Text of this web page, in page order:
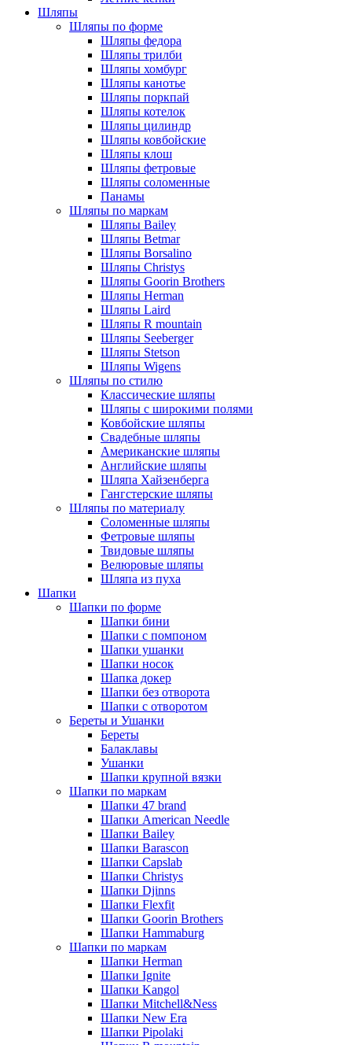
Шляпы
Шляпы по форме
Шляпы федора
Шляпы трилби
Шляпы хомбург
Шляпы канотье
Шляпы поркпай
Шляпы котелок
Шляпы цилиндр
Шляпы ковбойские
Шляпы клош
Шляпы фетровые
Шляпы соломенные
Панамы
Шляпы по маркам
Шляпы Bailey
Шляпы Betmar
Шляпы Borsalino
Шляпы Christys
Шляпы Goorin Brothers
Шляпы Herman
Шляпы Laird
Шляпы R mountain
Шляпы Seeberger
Шляпы Stetson
Шляпы Wigens
Шляпы по стилю
Классические шляпы
Шляпы с широкими полями
Ковбойские шляпы
Свадебные шляпы
Американские шляпы
Английские шляпы
Шляпа Хайзенберга
Гангстерские шляпы
Шляпы по материалу
Соломенные шляпы
Фетровые шляпы
Твидовые шляпы
Велюровые шляпы
Шляпа из пуха
Шапки
Шапки по форме
Шапки бини
Шапки с помпоном
Шапки ушанки
Шапки носок
Шапка докер
Шапки без отворота
Шапки с отворотом
Береты и Ушанки
Береты
Балаклавы
Ушанки
Шапки крупной вязки
Шапки по маркам
Шапки 47 brand
Шапки American Needle
Шапки Bailey
Шапки Barascon
Шапки Capslab
Шапки Christys
Шапки Djinns
Шапки Flexfit
Шапки Goorin Brothers
Шапки Hammaburg
Шапки по маркам
Шапки Herman
Шапки Ignite
Шапки Kangol
Шапки Mitchell&Ness
Шапки New Era
Шапки Pipolaki